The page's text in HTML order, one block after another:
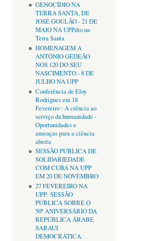
GENOCÍDIO NA
TERRA SANTA, DE
JOSÉ GOULÃO - 21 DE
MAIO NA UPPdio na
Terra Santa
HOMENAGEM A
ANTÓNIO GEDEÃO
NOS 120 DO SEU
NASCIMENTO - 8 DE
JULHO NA UPP
Conferência de Eloy
Rodrigues em 18
Fevereiro : A ciência ao
serviço da humanidade -
Oportunidades e
ameaças para a ciência
aberta
SESSÃO PÚBLICA DE
SOLIDARIEDADE
COM CUBA NA UPP
EM 20 DE NOVEMBRO
27 FEVEREIRO NA
UPP: SESSÃO
PÚBLICA SOBRE O
50º ANIVERSÁRIO DA
REPÚBLICA ÁRABE
SARAUI
DEMOCRÁTICA.